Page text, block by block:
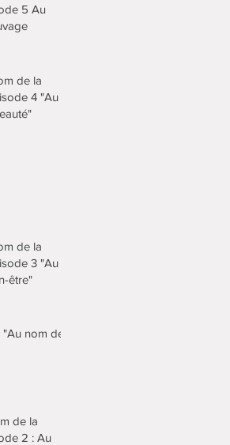
5 Au
de la
4 "Au
de la
3 "Au
être"
nom de
de la
2 : Au